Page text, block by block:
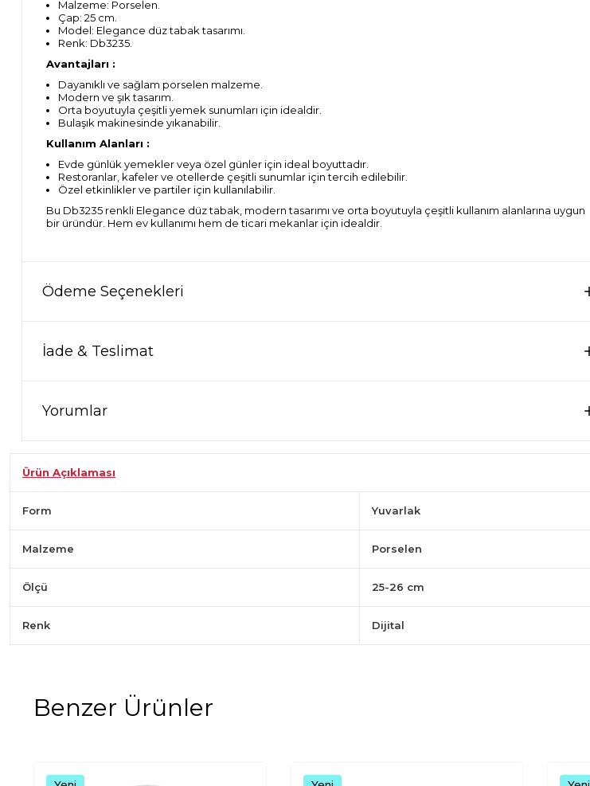
Malzeme: Porselen.
Çap: 25 cm.
Model: Elegance düz tabak tasarımı.
Renk: Db3235.
Avantajları :
Dayanıklı ve sağlam porselen malzeme.
Modern ve şık tasarım.
Orta boyutuyla çeşitli yemek sunumları için idealdir.
Bulaşık makinesinde yıkanabilir.
Kullanım Alanları :
Evde günlük yemekler veya özel günler için ideal boyuttadır.
Restoranlar, kafeler ve otellerde çeşitli sunumlar için tercih edilebilir.
Özel etkinlikler ve partiler için kullanılabilir.
Bu Db3235 renkli Elegance düz tabak, modern tasarımı ve orta boyutuyla çeşitli kullanım alanlarına uygun
bir üründür. Hem ev kullanımı hem de ticari mekanlar için idealdir.
Ödeme Seçenekleri
İade & Teslimat
Yorumlar
Ürün Açıklaması
Form Yuvarlak
Malzeme Porselen
Ölçü 25-26 cm
Renk Dijital
Benzer Ürünler